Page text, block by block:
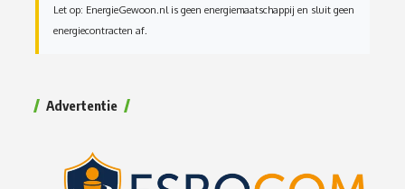
Let op: EnergieGewoon.nl is geen energiemaatschappij en sluit geen
energiecontracten af.
Advertentie